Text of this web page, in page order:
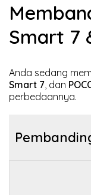
Smart 7
Anda sedang
Smart 7, dan
perbedaannya.